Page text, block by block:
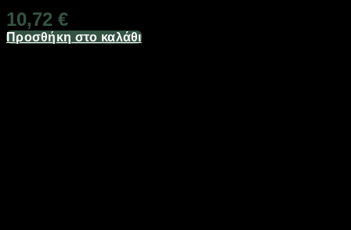
10,72 €
Προσθήκη στο καλάθι